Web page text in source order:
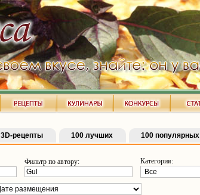
3D-рецепты 100 лучших 100 популярных
Фильтр по автору: Категория: